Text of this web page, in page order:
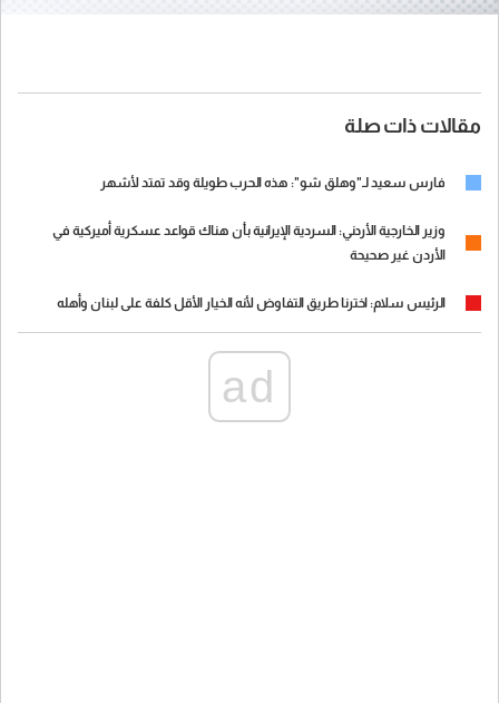
مقالات ذات صلة
فارس سعيد لـ"وهلق شو": هذه الحرب طويلة وقد تمتد لأشهر
وزير الخارجية الأردني: السردية الإيرانية بأن هناك قواعد عسكرية أميركية في
الأردن غير صحيحة
الرئيس سلام: اخترنا طريق التفاوض لأنه الخيار الأقل كلفة على لبنان وأهله
ad